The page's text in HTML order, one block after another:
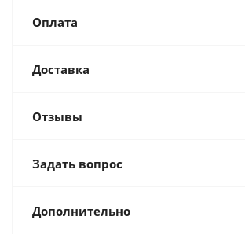
Оплата
Доставка
Отзывы
Задать вопрос
Дополнительно